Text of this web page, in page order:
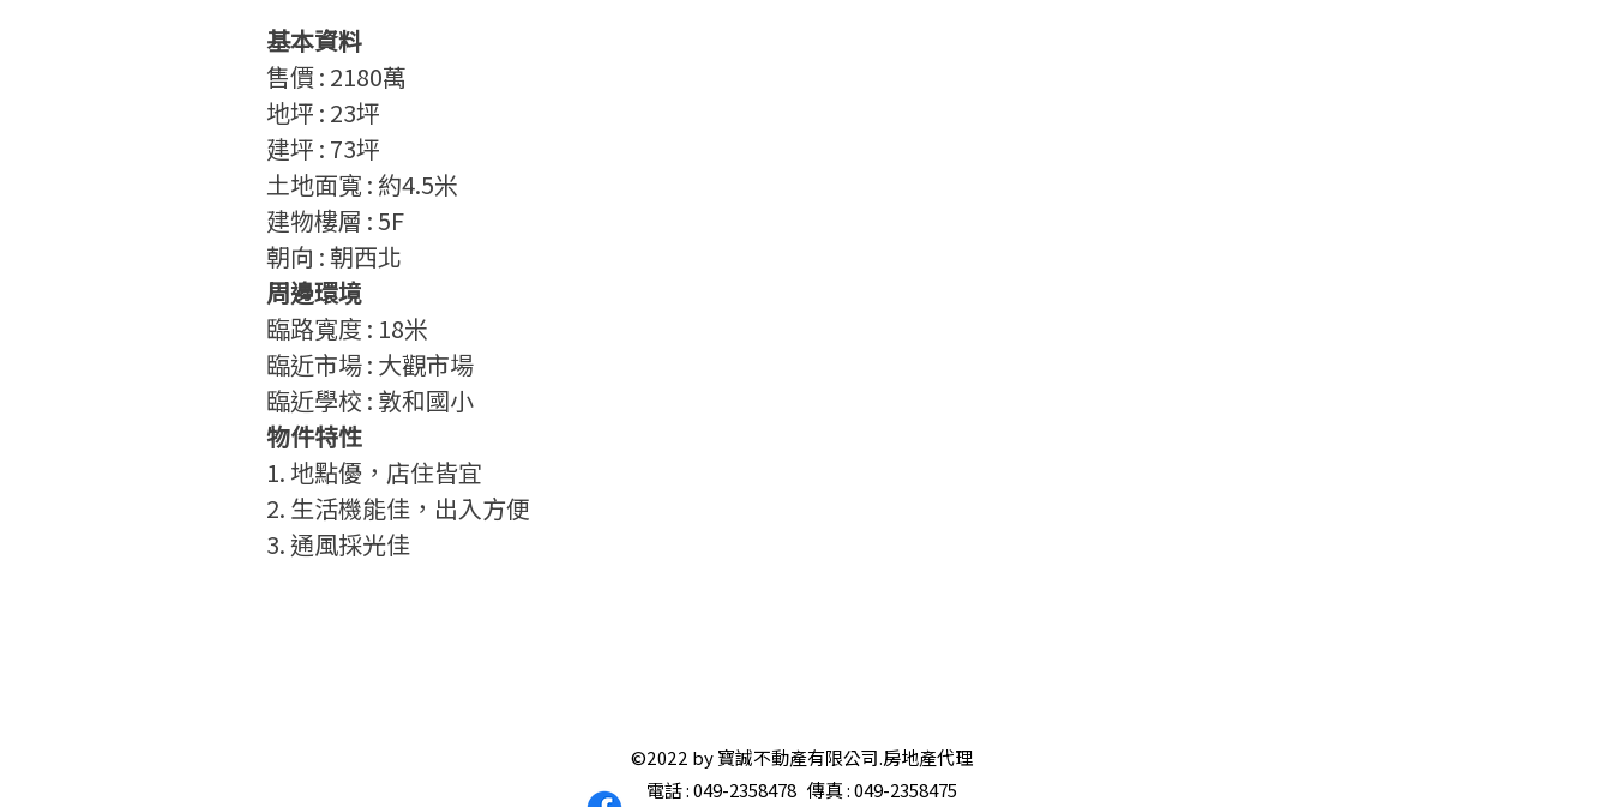
基本資料
售價 : 2180萬
地坪 : 23坪
建坪 : 73坪
土地面寬 : 約4.5米
建物樓層 : 5F
朝向 : 朝西北
周邊環境
臨路寬度 : 18米
臨近市場 : 大觀市場
臨近學校 : 敦和國小
物件特性
1. 地點優，店住皆宜
2. 生活機能佳，出入方便
3. 通風採光佳
©2022 by 寶誠不動產有限公司.房地產代理
電話 : 049-2358478 傳真 : 049-2358475